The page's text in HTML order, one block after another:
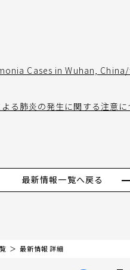
Cases in Wuhan, China/
る肺炎の発生に関する注意に
最新情報一覧へ戻る
最新情報 詳細